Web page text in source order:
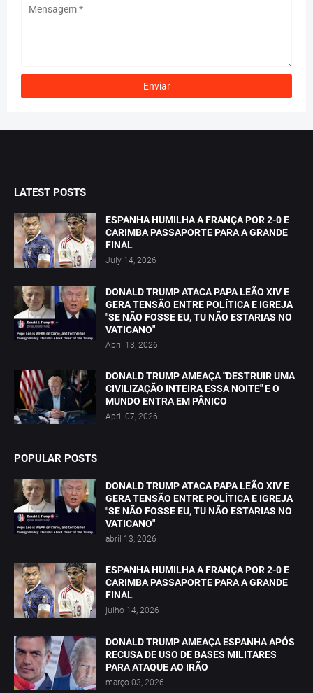
LATEST POSTS
ESPANHA HUMILHA A FRANÇA POR 2-0 E
CARIMBA PASSAPORTE PARA A GRANDE
FINAL
July 14, 2026
DONALD TRUMP ATACA PAPA LEÃO XIV E
GERA TENSÃO ENTRE POLÍTICA E IGREJA
"SE NÃO FOSSE EU, TU NÃO ESTARIAS NO
VATICANO"
April 13, 2026
DONALD TRUMP AMEAÇA "DESTRUIR UMA
CIVILIZAÇÃO INTEIRA ESSA NOITE" E O
MUNDO ENTRA EM PÂNICO
April 07, 2026
POPULAR POSTS
DONALD TRUMP ATACA PAPA LEÃO XIV E
GERA TENSÃO ENTRE POLÍTICA E IGREJA
"SE NÃO FOSSE EU, TU NÃO ESTARIAS NO
VATICANO"
abril 13, 2026
ESPANHA HUMILHA A FRANÇA POR 2-0 E
CARIMBA PASSAPORTE PARA A GRANDE
FINAL
julho 14, 2026
DONALD TRUMP AMEAÇA ESPANHA APÓS
RECUSA DE USO DE BASES MILITARES
PARA ATAQUE AO IRÃO
março 03, 2026